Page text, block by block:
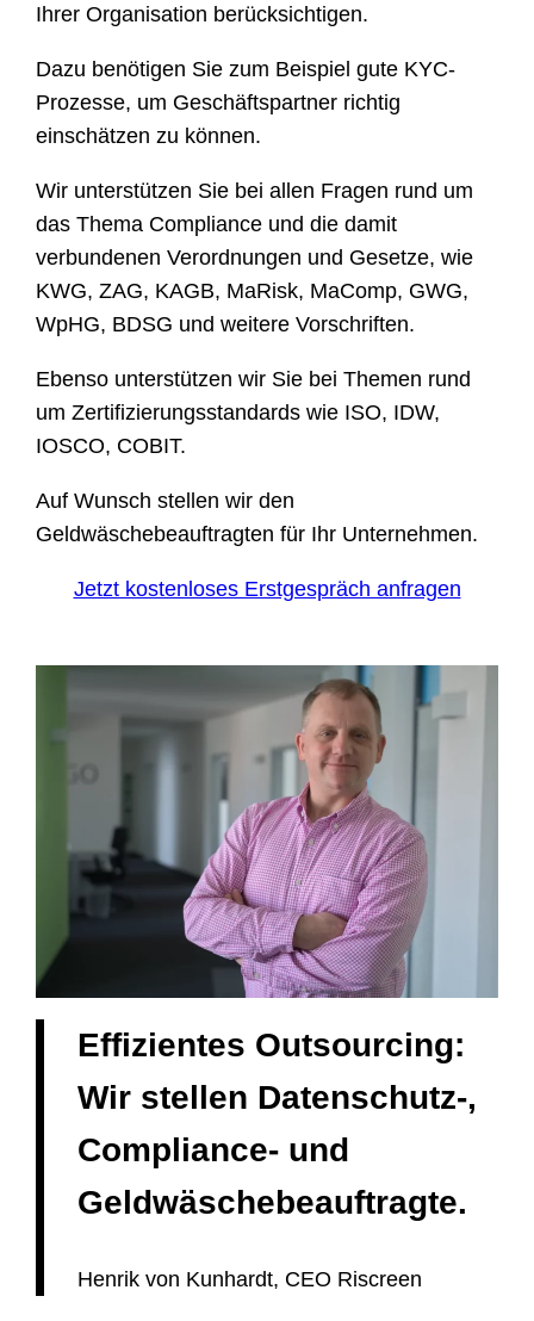
Ihrer Organisation berücksichtigen.
Dazu benötigen Sie zum Beispiel gute KYC-
Prozesse, um Geschäftspartner richtig
einschätzen zu können.
Wir unterstützen Sie bei allen Fragen rund um
das Thema Compliance und die damit
verbundenen Verordnungen und Gesetze, wie
KWG, ZAG, KAGB, MaRisk, MaComp, GWG,
WpHG, BDSG und weitere Vorschriften.
Ebenso unterstützen wir Sie bei Themen rund
um Zertifizierungsstandards wie ISO, IDW,
IOSCO, COBIT.
Auf Wunsch stellen wir den
Geldwäschebeauftragten für Ihr Unternehmen.
Jetzt kostenloses Erstgespräch anfragen
Effizientes Outsourcing:
Wir stellen Datenschutz-,
Compliance- und
Geldwäschebeauftragte.
Henrik von Kunhardt, CEO Riscreen